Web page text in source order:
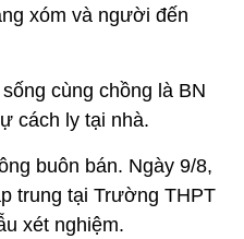
xóm và người đến
cùng chồng là BN
cách ly tại nhà.
buôn bán. Ngày 9/8,
trung tại Trường THPT
xét nghiệm.